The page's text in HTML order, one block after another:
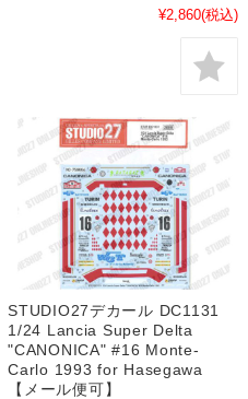
¥2,860(税込)
STUDIO27デカール DC1131
1/24 Lancia Super Delta
"CANONICA" #16 Monte-
Carlo 1993 for Hasegawa
【メール便可】